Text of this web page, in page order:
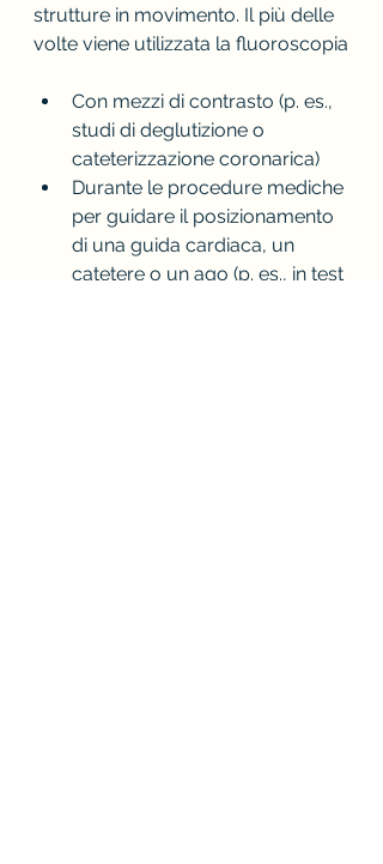
strutture in movimento. Il più delle
volte viene utilizzata la fluoroscopia
Con mezzi di contrasto (p. es.,
studi di deglutizione o
cateterizzazione coronarica)
Durante le procedure mediche
per guidare il posizionamento
di una guida cardiaca, un
catetere o un ago (p. es., in test